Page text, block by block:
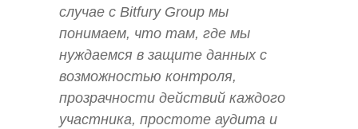
случае с Bitfury Group мы
понимаем, что там, где мы
нуждаемся в защите данных с
возможностью контроля,
прозрачности действий каждого
участника, простоте аудита и